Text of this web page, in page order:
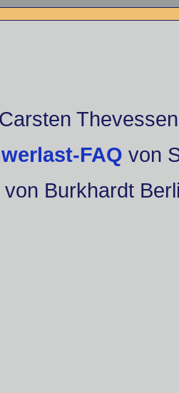
Thevessen
FAQ von
von Burkhardt